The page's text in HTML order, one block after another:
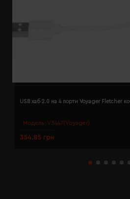
Модель: V3447(Voyager)
USB хаб 2.0 на 4 порти Voyager Fletcher
354.85 грн